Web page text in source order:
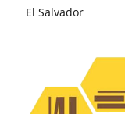
El Salvador